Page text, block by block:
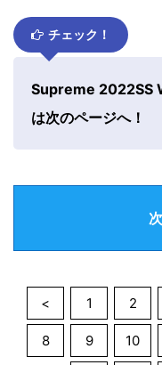
チェック！
Supreme 2022SS
は次のページへ！
< 1 2
8 9 10